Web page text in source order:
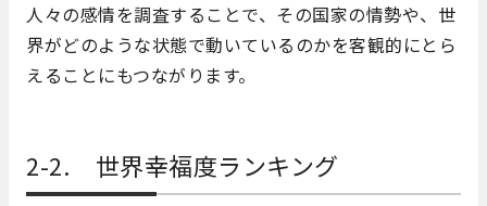
人々の感情を調査することで、その国家の情勢や、世
界がどのような状態で動いているのかを客観的にとら
えることにもつながります。
2-2. 世界幸福度ランキング